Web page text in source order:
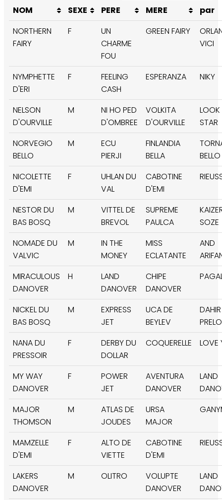
NOM
SEXE PERE MERE
par
NORTHERN
FAIRY
F
UN
CHARME
FOU
GREEN FAIRY
VICI
NYMPHETTE
D'ERI
F
FEELING
CASH
ESPERANZA NIKY
NELSON
D'OURVILLE
M
NI HO PED
D'OMBREE
VOLKITA
D'OURVILLE
LOOK
STAR
NORVEGIO
BELLO
M
ECU
PIERJI
FINLANDIA
BELLA
BELLO
NICOLETTE
D'EMI
F
UHLAN DU
VAL
CABOTINE
D'EMI
NESTOR DU
BAS BOSQ
M
VITTEL DE
BREVOL
SUPREME
PAULCA
SOZE
NOMADE DU
VALVIC
M
IN THE
MONEY
MISS
ECLATANTE
AND
MIRACULOUS
DANOVER
H
LAND
DANOVER
CHIPE
DANOVER
NICKEL DU
BAS BOSQ
M
EXPRESS
JET
UCA DE
BEYLEV
NANA DU
PRESSOIR
F
DERBY DU
DOLLAR
COQUERELLE LOVE
MY WAY
DANOVER
F
POWER
JET
AVENTURA
DANOVER
LAND
MAJOR
THOMSON
M
ATLAS DE
JOUDES
URSA
MAJOR
MAMZELLE
D'EMI
F
ALTO DE
VIETTE
CABOTINE
D'EMI
LAKERS
DANOVER
M OLITRO
VOLUPTE
DANOVER
LAND